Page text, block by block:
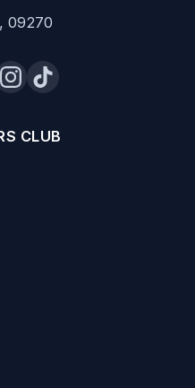
09270
CLUB